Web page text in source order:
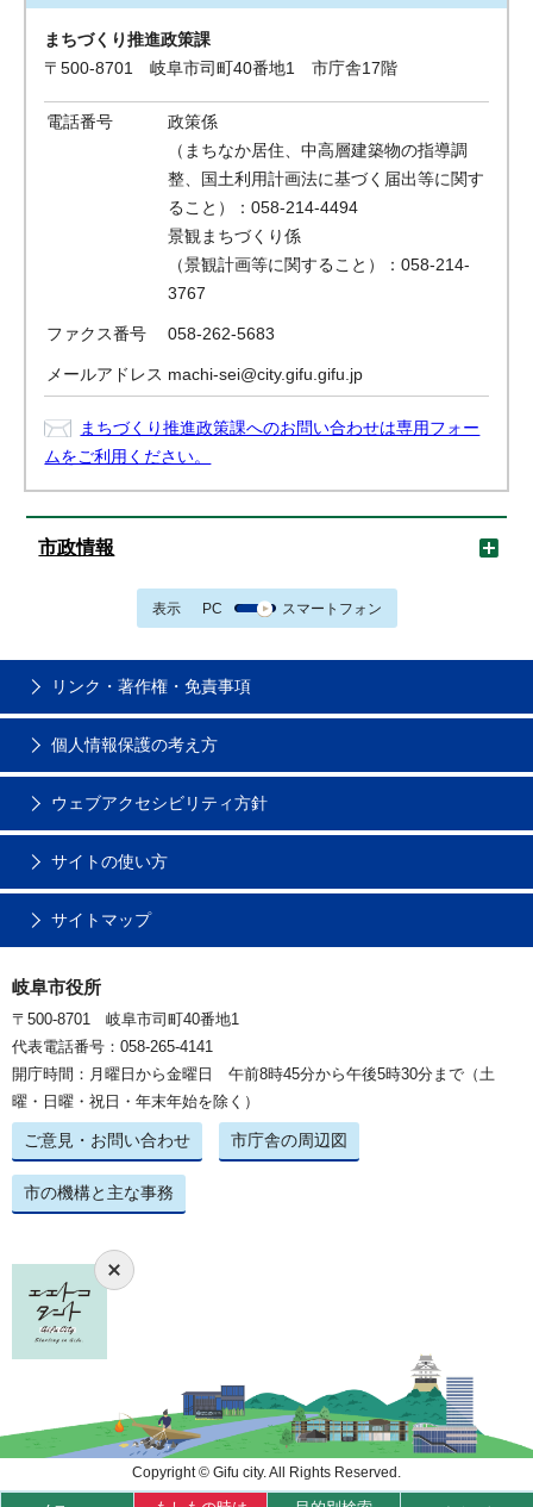
まちづくり推進政策課
〒500-8701 岐阜市司町40番地1 市庁舎17階
電話番号
政策係
（まちなか居住、中高層建築物の指導調
整、国土利用計画法に基づく届出等に関す
ること）：058-214-4494
景観まちづくり係
（景観計画等に関すること）：058-214-
3767
ファクス番号 058-262-5683
メールアドレス machi-sei@city.gifu.gifu.jp
まちづくり推進政策課へのお問い合わせは専用フォー
ムをご利用ください。
市政情報
表示 PC スマートフォン
リンク・著作権・免責事項
個人情報保護の考え方
ウェブアクセシビリティ方針
サイトの使い方
サイトマップ
岐阜市役所
〒500-8701 岐阜市司町40番地1
代表電話番号：058-265-4141
開庁時間：月曜日から金曜日 午前8時45分から午後5時30分まで（土
曜・日曜・祝日・年末年始を除く）
ご意見・お問い合わせ 市庁舎の周辺図
市の機構と主な事務
Copyright © Gifu city. All Rights Reserved.